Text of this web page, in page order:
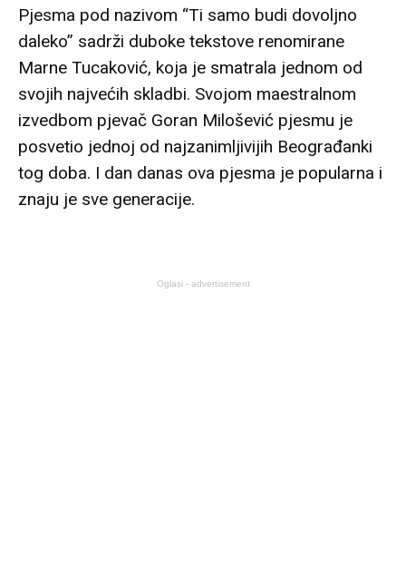
Pjesma pod nazivom “Ti samo budi dovoljno
daleko” sadrži duboke tekstove renomirane
Marne Tucaković, koja je smatrala jednom od
svojih najvećih skladbi. Svojom maestralnom
izvedbom pjevač Goran Milošević pjesmu je
posvetio jednoj od najzanimljivijih Beograđanki
tog doba. I dan danas ova pjesma je popularna i
znaju je sve generacije.
Oglasi - advertisement